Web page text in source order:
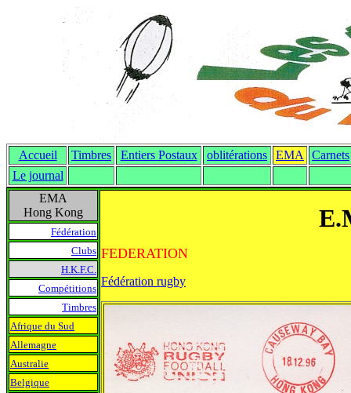
Accueil Timbres Entiers Postaux oblitérations EMA
Carnets
Le journal
EMA
Hong Kong
FEDERATION
Fédération rugby
Fédération
Clubs
H.K.F.C.
Compétitions
Timbres
Afrique du Sud
Allemagne
Australie
Belgique